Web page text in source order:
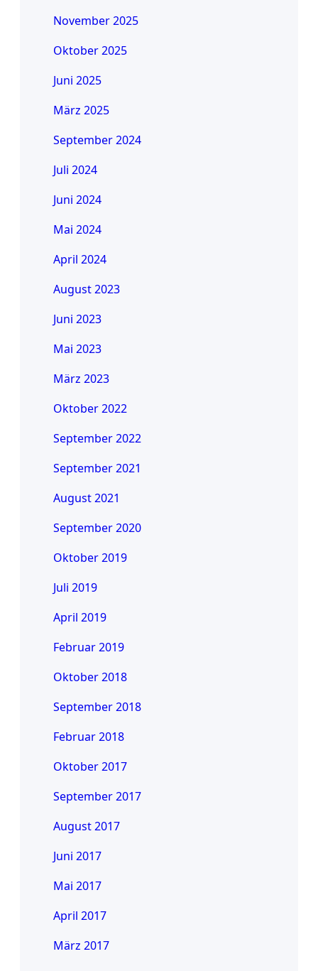
November 2025
Oktober 2025
Juni 2025
März 2025
September 2024
Juli 2024
Juni 2024
Mai 2024
April 2024
August 2023
Juni 2023
Mai 2023
März 2023
Oktober 2022
September 2022
September 2021
August 2021
September 2020
Oktober 2019
Juli 2019
April 2019
Februar 2019
Oktober 2018
September 2018
Februar 2018
Oktober 2017
September 2017
August 2017
Juni 2017
Mai 2017
April 2017
März 2017